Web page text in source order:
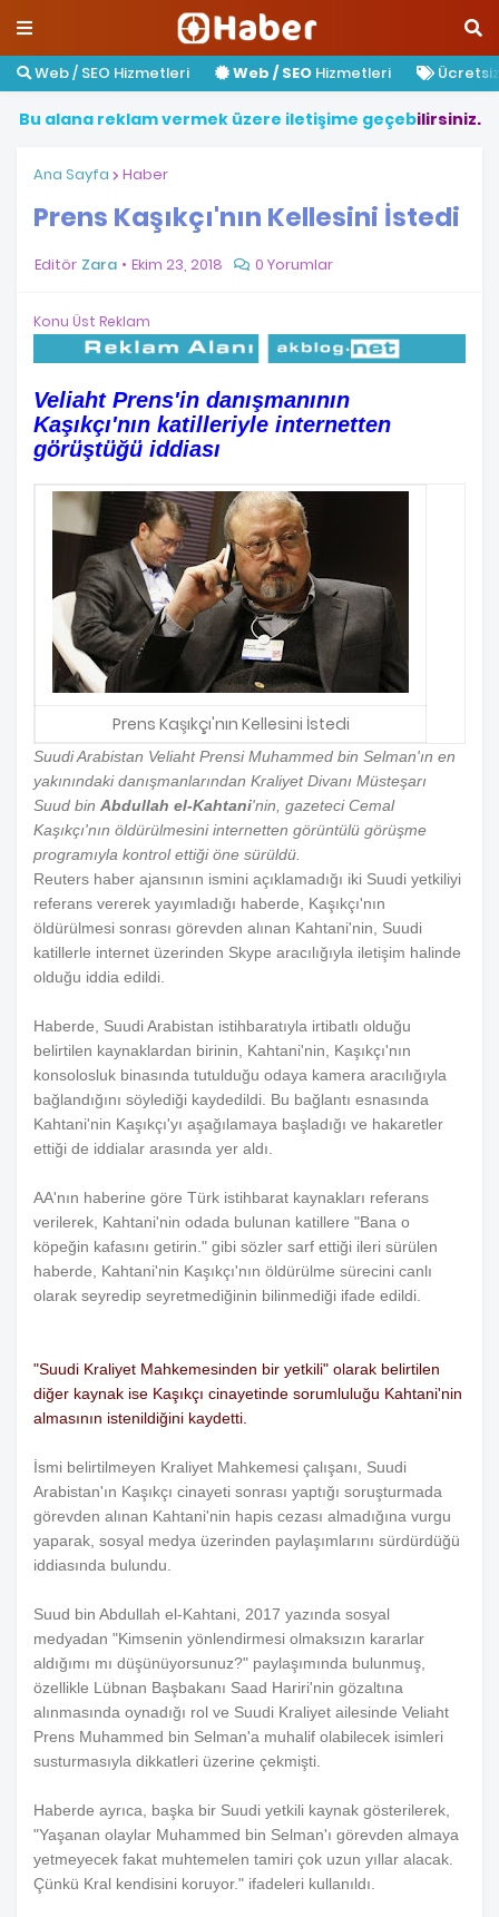
Web / SEO Hizmetleri Web / SEO Hizmetleri
Bu alana reklamvermek üzere iletişime geçebilirsiniz.
Ana Sayfa Haber
Prens Kaşıkçı'nın Kellesini İstedi
Editör Zara Ekim 23, 2018 0 Yorumlar
Konu Üst Reklam
Veliaht Prens'in danışmanının
Kaşıkçı'nın katilleriyle internetten
görüştüğü iddiası
Prens Kaşıkçı'nın Kellesini İstedi
Suudi Arabistan Veliaht Prensi Muhammed bin Selman'ın en
yakınındaki danışmanlarından Kraliyet Divanı Müsteşarı
Suud bin Abdullah el-Kahtani'nin, gazeteci Cemal
Kaşıkçı'nın öldürülmesini internetten görüntülü görüşme
programıyla kontrol ettiği öne sürüldü.
Reuters haber ajansının ismini açıklamadığı iki Suudi yetkiliyi
referans vererek yayımladığı haberde, Kaşıkçı'nın
öldürülmesi sonrası görevden alınan Kahtani'nin, Suudi
katillerle internet üzerinden Skype aracılığıyla iletişim halinde
olduğu iddia edildi.
Haberde, Suudi Arabistan istihbaratıyla irtibatlı olduğu
belirtilen kaynaklardan birinin, Kahtani'nin, Kaşıkçı'nın
konsolosluk binasında tutulduğu odaya kamera aracılığıyla
bağlandığını söylediği kaydedildi. Bu bağlantı esnasında
Kahtani'nin Kaşıkçı'yı aşağılamaya başladığı ve hakaretler
ettiği de iddialar arasında yer aldı.
AA'nın haberine göre Türk istihbarat kaynakları referans
verilerek, Kahtani'nin odada bulunan katillere "Bana o
köpeğin kafasını getirin." gibi sözler sarf ettiği ileri sürülen
haberde, Kahtani'nin Kaşıkçı'nın öldürülme sürecini canlı
olarak seyredip seyretmediğinin bilinmediği ifade edildi.
"Suudi Kraliyet Mahkemesinden bir yetkili" olarak belirtilen
diğer kaynak ise Kaşıkçı cinayetinde sorumluluğu Kahtani'nin
almasının istenildiğini kaydetti.
İsmi belirtilmeyen Kraliyet Mahkemesi çalışanı, Suudi
Arabistan'ın Kaşıkçı cinayeti sonrası yaptığı soruşturmada
görevden alınan Kahtani'nin hapis cezası almadığına vurgu
yaparak, sosyal medya üzerinden paylaşımlarını sürdürdüğü
iddiasında bulundu.
Suud bin Abdullah el-Kahtani, 2017 yazında sosyal
medyadan "Kimsenin yönlendirmesi olmaksızın kararlar
aldığımı mı düşünüyorsunuz?" paylaşımında bulunmuş,
özellikle Lübnan Başbakanı Saad Hariri'nin gözaltına
alınmasında oynadığı rol ve Suudi Kraliyet ailesinde Veliaht
Prens Muhammed bin Selman'a muhalif olabilecek isimleri
susturmasıyla dikkatleri üzerine çekmişti.
Haberde ayrıca, başka bir Suudi yetkili kaynak gösterilerek,
"Yaşanan olaylar Muhammed bin Selman'ı görevden almaya
yetmeyecek fakat muhtemelen tamiri çok uzun yıllar alacak.
Çünkü Kral kendisini koruyor." ifadeleri kullanıldı.